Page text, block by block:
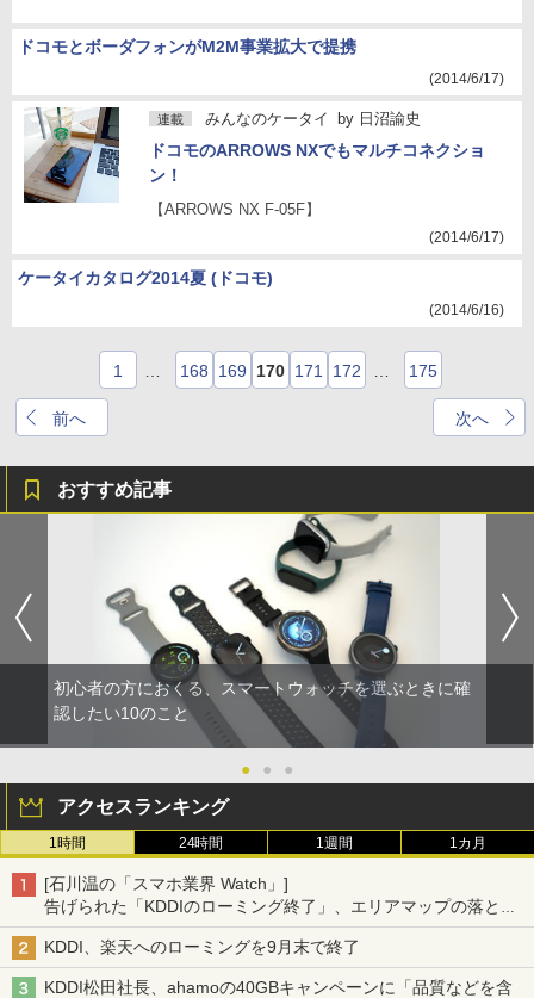
ドコモとボーダフォンがM2M事業拡大で提携
(2014/6/17)
連載 みんなのケータイ by 日沼諭史
ドコモのARROWS NXでもマルチコネクショ
ン！
【ARROWS NX F-05F】
(2014/6/17)
ケータイカタログ2014夏 (ドコモ)
(2014/6/16)
前へ
1 168 169 170 171 172 175
次へ
おすすめ記事
初心者の方におくる、スマートウォッチを選ぶときに確
認したい10のこと
● ● ●
アクセスランキング
1時間 24時間 1週間 1カ月
[石川温の「スマホ業界 Watch」]
告げられた「KDDIのローミング終了」、エリアマップの落とし
穴と楽天モバイルの課題
KDDI、楽天へのローミングを9月末で終了
KDDI松田社長、ahamoの40GBキャンペーンに「品質などを含